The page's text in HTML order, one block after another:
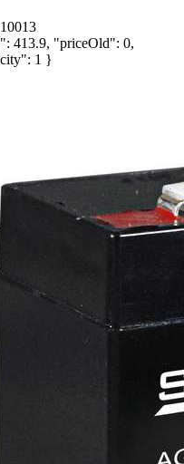
413.9, "priceOld": 0,
1 }